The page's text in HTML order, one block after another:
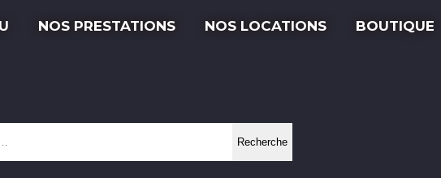
NOS PRESTATIONS NOS LOCATIONS BOUTIQUE
Recherche